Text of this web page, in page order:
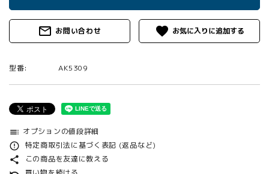
mail_outline お問い合わせ favorite
型番: AK5309
toc オプションの値段詳細
error_outline 特定商取引法に基づく表記 (返品など)
share この商品を友達に教える